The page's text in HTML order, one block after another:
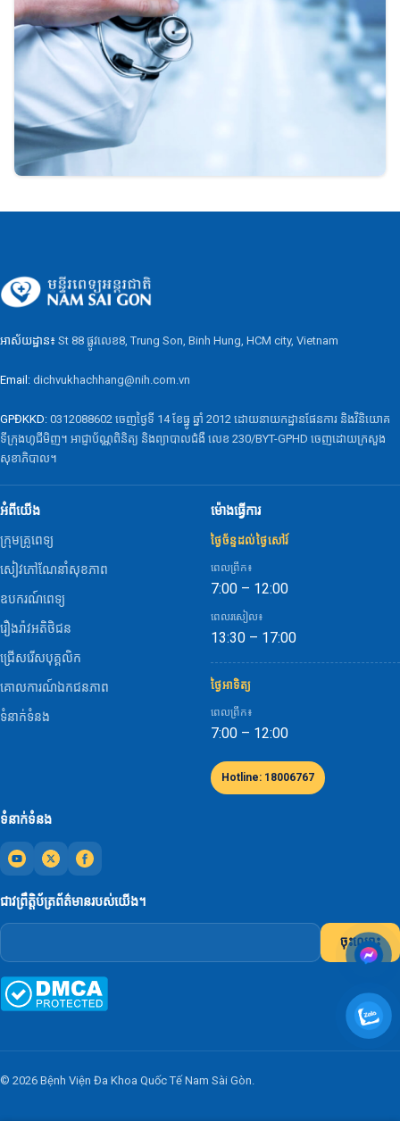
អាស័យដ្ឋាន៖ St 88 ផ្លូវលេខ8, Trung Son, Binh Hung, HCM city, Vietnam
Email: dichvukhachhang@nih.com.vn
GPĐKKD: 0312088602 ចេញថ្ងៃទី 14 ខែធ្នូ ឆ្នាំ 2012 ដោយនាយកដ្ឋានផែនការ និងវិនិយោគ
ទីក្រុងហូជីមិញ។ អាជ្ញាប័ណ្ណពិនិត្យ និងព្យាបាលជំងឺ លេខ 230/BYT-GPHD ចេញដោយក្រសួង
សុខាភិបាល។
ទំនាក់ទំនង
អំពីយើង
ក្រុមគ្រូពេទ្យ
សៀវភៅណែនាំសុខភាព
ឧបករណ៍ពេទ្យ
រឿងរ៉ាវអតិថិជន
ជ្រើសរើសបុគ្គលិក
គោលការណ៍ឯកជនភាព
ទំនាក់ទំនង
ម៉ោងធ្វើការ
ថ្ងៃច័ន្ទដល់ថ្ងៃសៅរ៍
ពេលព្រឹក៖
7:00 – 12:00
ពេលរសៀល៖
13:30 – 17:00
ថ្ងៃអាទិត្យ
ពេលព្រឹក៖
7:00 – 12:00
Hotline: 18006767
ជាវព្រឹត្តិប័ត្រព័ត៌មានរបស់យើង។
ចុះឈ្មោះ
© 2026 Bệnh Viện Đa Khoa Quốc Tế Nam Sài Gòn.